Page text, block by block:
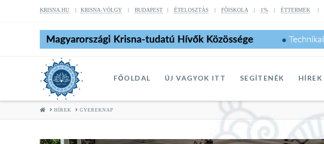
KRISNA.HU| KRISNA-VÖLGY| BUDAPEST| ÉTELOSZTÁS| FÔISKOLA| 1%| ÉTTERMEK |
FŐOLDAL ÚJ VAGYOK ITT SEGÍTENÉK HÍREK
HOMEHÍREK GYEREKNAP